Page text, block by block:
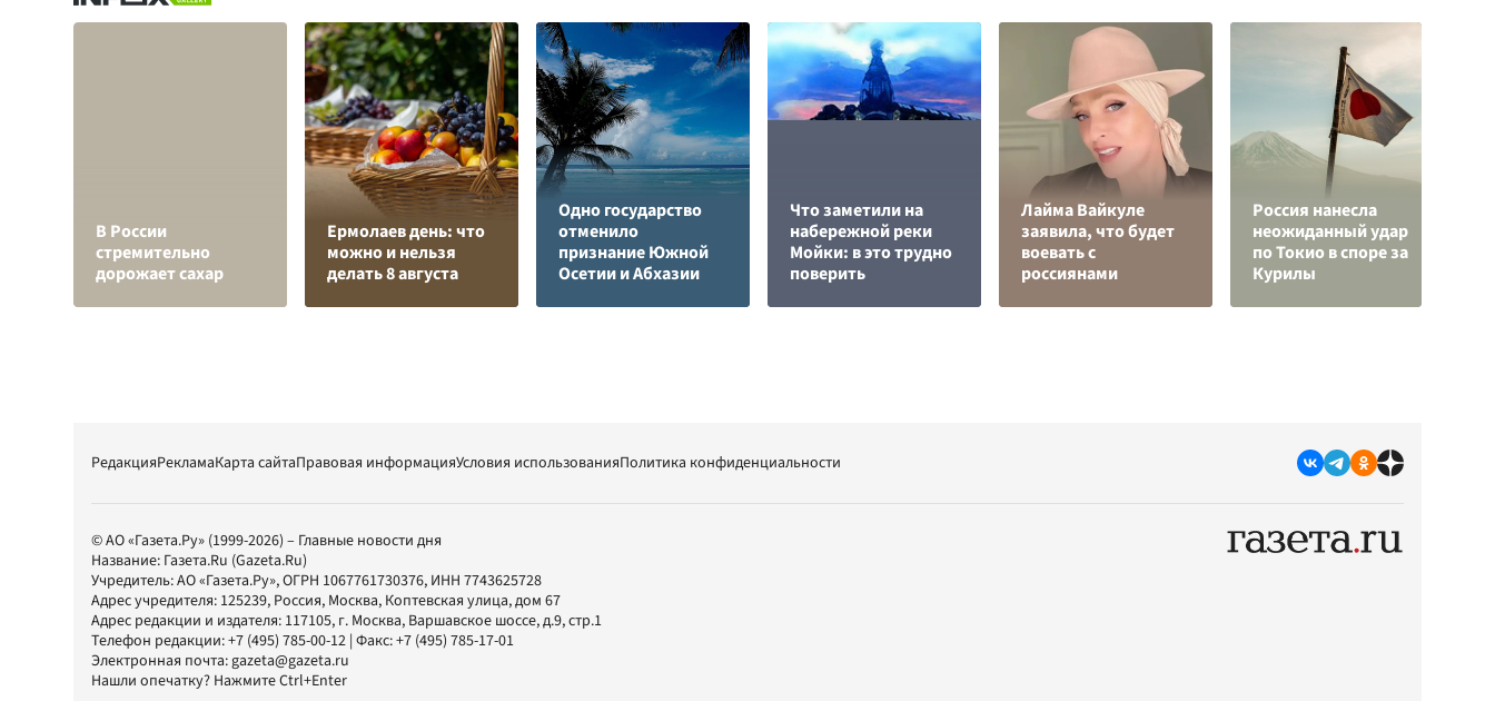
В России
стремительно
дорожает сахар
Ермолаев день: что
можно и нельзя
делать 8 августа
Одно государство
отменило
признание Южной
Осетии и Абхазии
Что заметили на
набережной реки
Мойки: в это трудно
поверить
Лайма Вайкуле
заявила, что будет
воевать с
россиянами
Россия нанесла
неожиданный удар
по Токио в споре за
Курилы
РедакцияРекламаКарта сайтаПравовая информацияУсловия использованияПолитика конфиденциальности
© АО «Газета.Ру» (1999-2026) – Главные новости дня
Название: Газета.Ru (Gazeta.Ru)
Учредитель:АО «Газета.Ру», ОГРН 1067761730376, ИНН 7743625728
Адрес учредителя: 125239, Россия, Москва, Коптевская улица, дом 67
Адрес редакции и издателя: 117105, г. Москва, Варшавское шоссе, д.9, стр.1
Телефон редакции:+7 (495) 785-00-12 | Факс:+7 (495) 785-17-01
Электронная почта:gazeta@gazeta.ru
Нашли опечатку? Нажмите Ctrl+Enter